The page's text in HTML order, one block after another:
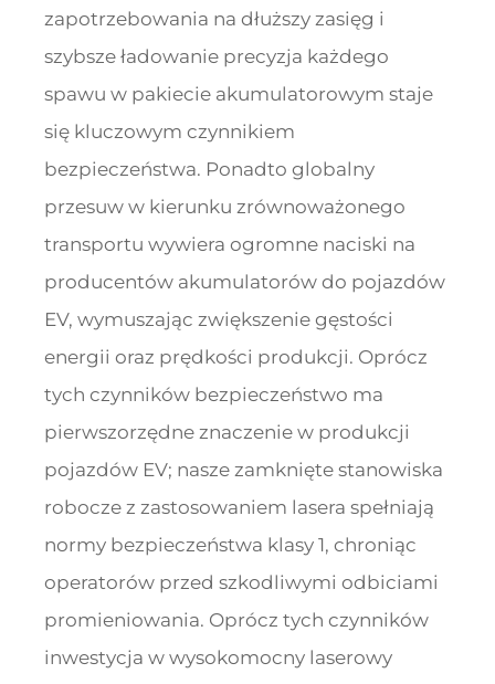
zapotrzebowania na dłuższy zasięg i
szybsze ładowanie precyzja każdego
spawu w pakiecie akumulatorowym staje
się kluczowym czynnikiem
bezpieczeństwa. Ponadto globalny
przesuw w kierunku zrównoważonego
transportu wywiera ogromne naciski na
producentów akumulatorów do pojazdów
EV, wymuszając zwiększenie gęstości
energii oraz prędkości produkcji. Oprócz
tych czynników bezpieczeństwo ma
pierwszorzędne znaczenie w produkcji
pojazdów EV; nasze zamknięte stanowiska
robocze z zastosowaniem lasera spełniają
normy bezpieczeństwa klasy 1, chroniąc
operatorów przed szkodliwymi odbiciami
promieniowania. Oprócz tych czynników
inwestycja w wysokomocny laserowy